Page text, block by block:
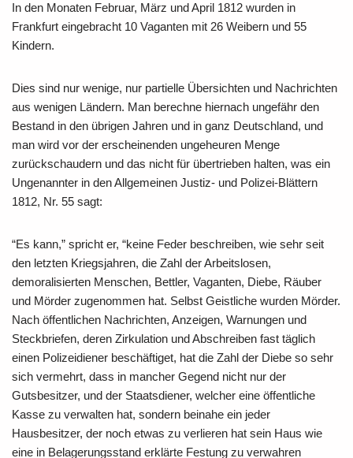
In den Monaten Februar, März und April 1812 wurden in
Frankfurt eingebracht 10 Vaganten mit 26 Weibern und 55
Kindern.
Dies sind nur wenige, nur partielle Übersichten und Nachrichten
aus wenigen Ländern. Man berechne hiernach ungefähr den
Bestand in den übrigen Jahren und in ganz Deutschland, und
man wird vor der erscheinenden ungeheuren Menge
zurückschaudern und das nicht für übertrieben halten, was ein
Ungenannter in den Allgemeinen Justiz- und Polizei-Blättern
1812, Nr. 55 sagt:
“Es kann,” spricht er, “keine Feder beschreiben, wie sehr seit
den letzten Kriegsjahren, die Zahl der Arbeitslosen,
demoralisierten Menschen, Bettler, Vaganten, Diebe, Räuber
und Mörder zugenommen hat. Selbst Geistliche wurden Mörder.
Nach öffentlichen Nachrichten, Anzeigen, Warnungen und
Steckbriefen, deren Zirkulation und Abschreiben fast täglich
einen Polizeidiener beschäftiget, hat die Zahl der Diebe so sehr
sich vermehrt, dass in mancher Gegend nicht nur der
Gutsbesitzer, und der Staatsdiener, welcher eine öffentliche
Kasse zu verwalten hat, sondern beinahe ein jeder
Hausbesitzer, der noch etwas zu verlieren hat sein Haus wie
eine in Belagerungsstand erklärte Festung zu verwahren